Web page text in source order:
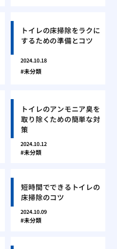
トイレの床掃除をラクに
するための準備とコツ
2024.10.18
未分類
トイレのアンモニア臭を
取り除くための簡単な対
策
2024.10.12
未分類
短時間でできるトイレの
床掃除のコツ
2024.10.09
未分類